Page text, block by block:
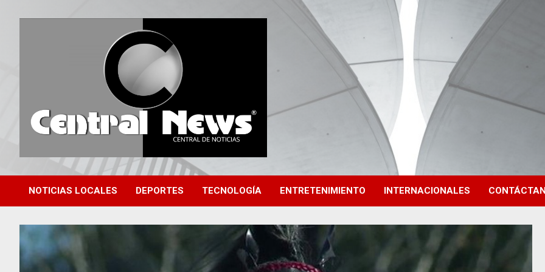
Central News HN
Central de Noticias
NOTICIAS LOCALES DEPORTES TECNOLOGÍA ENTRETENIMIENTO INTERNACIONALES